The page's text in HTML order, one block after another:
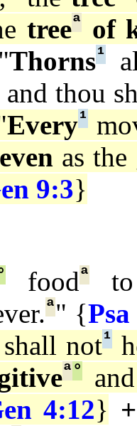
treeª
of
"Thorns¹
thou
Every¹
even as the
9:3}
foodªto
ª" {
shall not¹
ª°
4:12} +